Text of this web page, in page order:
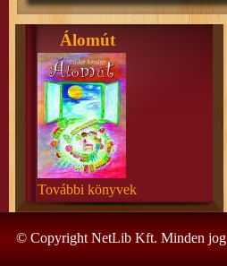
Álomút
További könyvek
© Copyright NetLib Kft. Minden jog